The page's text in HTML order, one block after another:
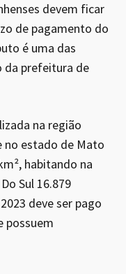
devem ficar
de pagamento do
é uma das
da prefeitura de
na região
no estado de Mato
habitando na
Sul 16.879
deve ser pago
possuem